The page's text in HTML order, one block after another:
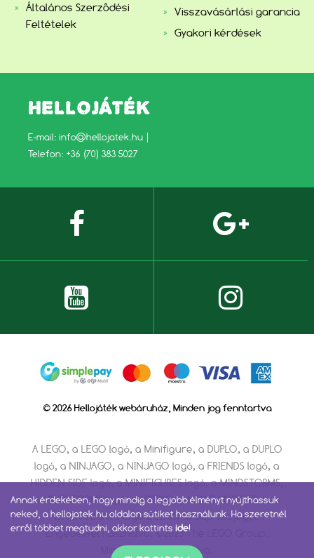
Általános Szerződési
Feltételek
Visszavásárlási garancia
Gyakori kérdések
HELLOJÁTÉK
E-mail: info@hellojatek.hu
Telefon: +36 (70) 383 5027
© 2026 Hellojáték webáruház, Minden jog fenntartva
A LEGO, a LEGO logó, a Minifigure, a DUPLO, a DUPLO
logó, a NINJAGO, a NINJAGO logó, a FRIENDS logó, a
HIDDEN SIDE logó, a MINIFIGURES logó, a MINDSTORMS,
a MINDSTORMS logó, a VIDIYO, a NEXO KNIGHTS és a
NEXO KNIGHTS logó a LEGO Group védjegyei.
Engedéllyel használva. ©2023 The LEGO Group.
Minden jog fenntartva.
Annak érdekében, hogy mindig a legjobb élményt nyújthassuk
neked, a hellojatek.hu oldalon sütiket használunk. Ha szeretnél
erről többet megtudni, akkor kattints ide!